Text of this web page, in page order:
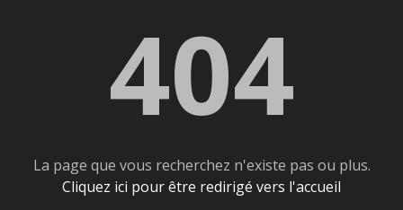
404
La page que vous recherchez n'existe pas ou plus.
Cliquez ici pour être redirigé vers l'accueil